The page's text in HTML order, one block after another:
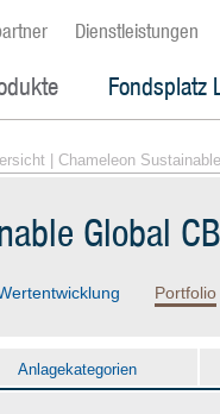
Dienstleistungen
Fondsplatz
| Chameleon
Global
Portfolio
Anlagekategorien